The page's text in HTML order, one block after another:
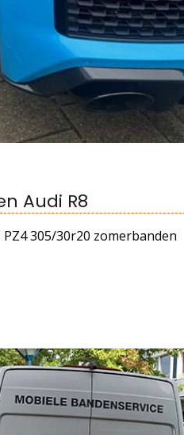
Audi R8
305/30r20 zomerbanden